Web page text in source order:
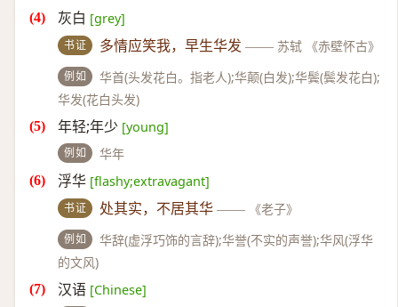
灰白 [grey]
书证 多情应笑我，早生华发 —— 苏轼 《赤壁怀古》
例如
华首(头发花白。指老人);华颠(白发);华鬓(鬓发花白);
华发(花白头发)
年轻;年少 [young]
例如 华年
浮华 [flashy;extravagant]
书证 处其实，不居其华 —— 《老子》
例如
华辞(虚浮巧饰的言辞);华誉(不实的声誉);华风(浮华
的文风)
汉语 [Chinese]